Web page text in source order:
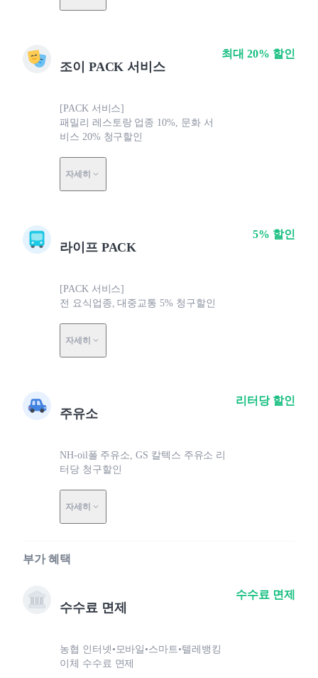
조이 PACK 서비스
[PACK 서비스]
패밀리 레스토랑 업종 10%, 문화 서
비스 20% 청구할인
자세히
최대 20% 할인
라이프 PACK
[PACK 서비스]
전 요식업종, 대중교통 5% 청구할인
자세히
5% 할인
주유소
NH-oil폴 주유소, GS 칼텍스 주유소 리
터당 청구할인
자세히
리터당 할인
부가 혜택
수수료 면제
농협 인터넷•모바일•스마트•텔레뱅킹
이체 수수료 면제
수수료 면제